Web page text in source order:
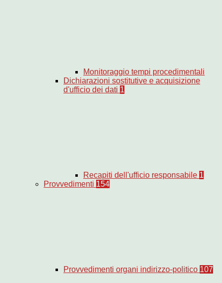
Monitoraggio tempi procedimentali
Dichiarazioni sostitutive e acquisizione
d'ufficio dei dati 1
Recapiti dell'ufficio responsabile 1
Provvedimenti 154
Provvedimenti organi indirizzo-politico 107